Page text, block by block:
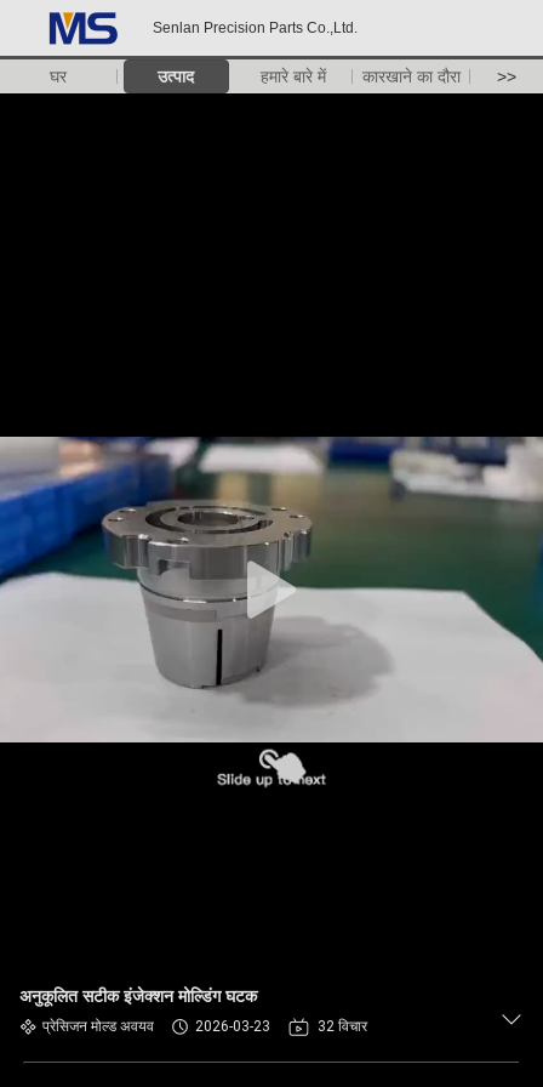
Senlan Precision Parts Co.,Ltd.
घर उत्पाद हमारे बारे में कारखाने का दौरा >>
अनुकूलित सटीक इंजेक्शन मोल्डिंग घटक
प्रेसिजन मोल्ड अवयव 2026-03-23 32 विचार